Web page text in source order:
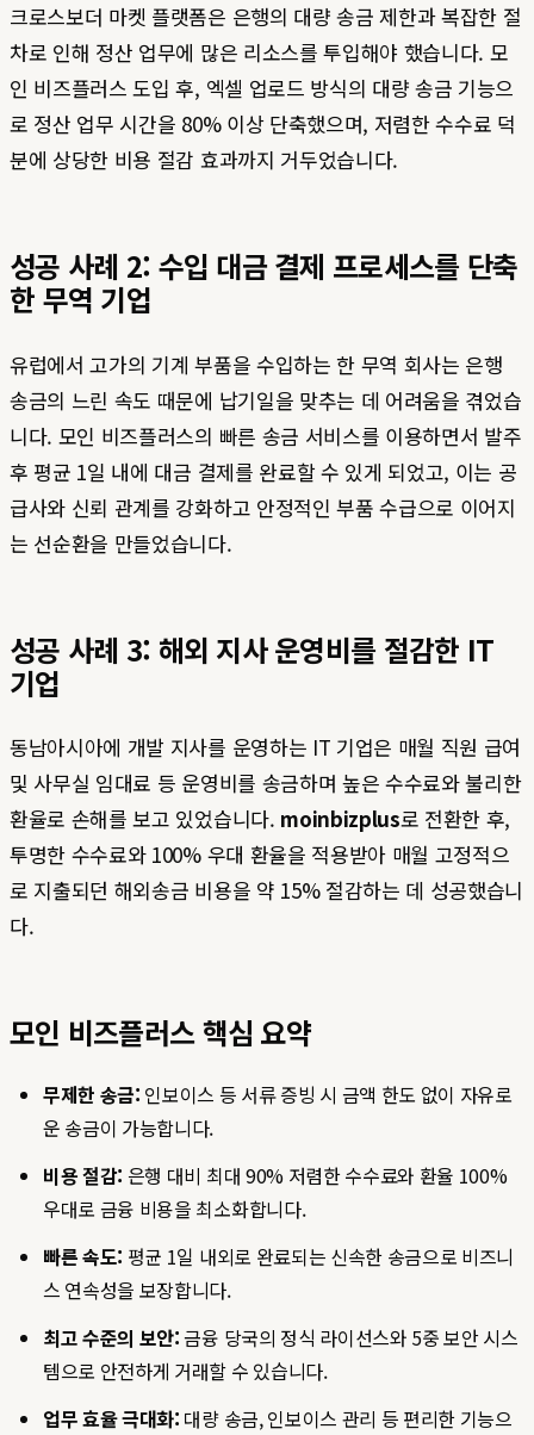
크로스보더 마켓 플랫폼은 은행의 대량 송금 제한과 복잡한 절
차로 인해 정산 업무에 많은 리소스를 투입해야 했습니다. 모
인 비즈플러스 도입 후, 엑셀 업로드 방식의 대량 송금 기능으
로 정산 업무 시간을 80% 이상 단축했으며, 저렴한 수수료 덕
분에 상당한 비용 절감 효과까지 거두었습니다.
성공 사례 2: 수입 대금 결제 프로세스를 단축
한 무역 기업
유럽에서 고가의 기계 부품을 수입하는 한 무역 회사는 은행
송금의 느린 속도 때문에 납기일을 맞추는 데 어려움을 겪었습
니다. 모인 비즈플러스의 빠른 송금 서비스를 이용하면서 발주
후 평균 1일 내에 대금 결제를 완료할 수 있게 되었고, 이는 공
급사와 신뢰 관계를 강화하고 안정적인 부품 수급으로 이어지
는 선순환을 만들었습니다.
성공 사례 3: 해외 지사 운영비를 절감한 IT
기업
동남아시아에 개발 지사를 운영하는 IT 기업은 매월 직원 급여
및 사무실 임대료 등 운영비를 송금하며 높은 수수료와 불리한
환율로 손해를 보고 있었습니다. moinbizplus로 전환한 후,
투명한 수수료와 100% 우대 환율을 적용받아 매월 고정적으
로 지출되던 해외송금 비용을 약 15% 절감하는 데 성공했습니
다.
모인 비즈플러스 핵심 요약
무제한 송금: 인보이스 등 서류 증빙 시 금액 한도 없이 자유로
운 송금이 가능합니다.
비용 절감: 은행 대비 최대 90% 저렴한 수수료와 환율 100%
우대로 금융 비용을 최소화합니다.
빠른 속도: 평균 1일 내외로 완료되는 신속한 송금으로 비즈니
스 연속성을 보장합니다.
최고 수준의 보안:금융 당국의 정식 라이선스와 5중 보안 시스
템으로 안전하게 거래할 수 있습니다.
업무 효율 극대화: 대량 송금, 인보이스 관리 등 편리한 기능으